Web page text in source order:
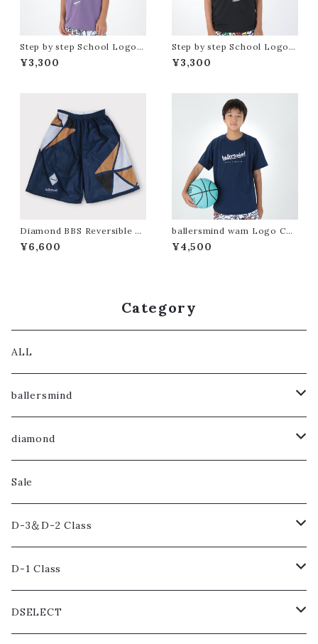
Step by step School Logo
S/S Cool Tee（Mix Purple）
¥3,300
Step by step School Logo
S/S Cool Tee（Black）
¥3,300
Diamond BBS Reversible G
ame Pants
¥6,600
ballersmind wam Logo Co
ol Tee（Navy）
¥4,500
Category
ALL
ballersmind
Tops
Bottoms
Accessories
diamond
Tops
Bottoms
Accessories
Sale
D-3＆D-2 Class
Tops
Bottoms
D-1 Class
Tops
DSELECT